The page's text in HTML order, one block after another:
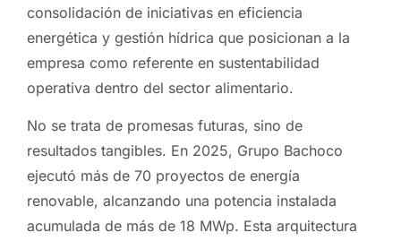
consolidación de iniciativas en eficiencia
energética y gestión hídrica que posicionan a la
empresa como referente en sustentabilidad
operativa dentro del sector alimentario.
No se trata de promesas futuras, sino de
resultados tangibles. En 2025, Grupo Bachoco
ejecutó más de 70 proyectos de energía
renovable, alcanzando una potencia instalada
acumulada de más de 18 MWp. Esta arquitectura